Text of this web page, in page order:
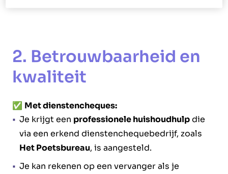
2. Betrouwbaarheid en
kwaliteit
✅ Met dienstencheques:
Je krijgt een professionele huishoudhulpdie
via een erkend dienstenchequebedrijf, zoals
Het Poetsbureau, is aangesteld.
Je kan rekenen op een vervanger als je